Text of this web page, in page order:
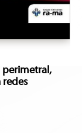
perimetral,